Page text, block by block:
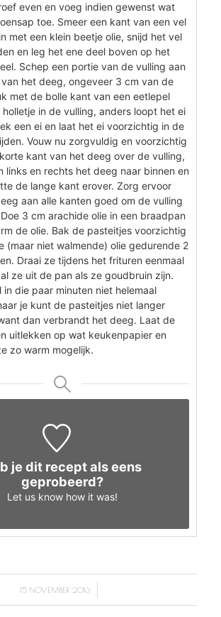
even en voeg indien gewenst wat
toe. Smeer een kant van een vel
met een klein beetje olie, snijd het vel
en leg het ene deel boven op het
Schep een portie van de vulling aan
het deeg, ongeveer 3 cm van de
met de bolle kant van een eetlepel
holletje in de vulling, anders loopt het ei
een ei en laat het ei voorzichtig in de
Vouw nu zorgvuldig en voorzichtig
kant van het deeg over de vulling,
links en rechts het deeg naar binnen en
de lange kant erover. Zorg ervoor
aan alle kanten goed om de vulling
3 cm arachide olie in een braadpan
de olie. Bak de pasteitjes voorzichtig
(maar niet walmende) olie gedurende 2
Draai ze tijdens het frituren eenmaal
ze uit de pan als ze goudbruin zijn.
in die paar minuten niet helemaal
je kunt de pasteitjes niet langer
dan verbrandt het deeg. Laat de
uitlekken op wat keukenpapier en
zo warm mogelijk.
je dit recept als eens
geprobeerd?
Let us knowhow it was!
15 NOVEMBER 2016
/